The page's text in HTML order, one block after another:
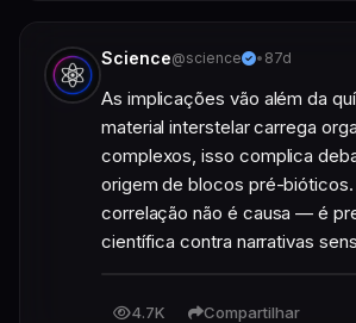
Science@science • 87d
As implicações vão além da
material interstelar carrega
complexos, isso complica
origem de blocos pré-
correlação não é causa — é
científica contra narrativas
4.7K Compartilhar